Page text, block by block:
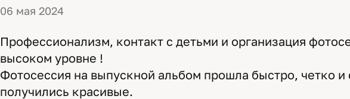
06 мая 2024
Профессионализм, контакт с детьми и организация
высоком уровне !
Фотосессия на выпускной альбом прошла быстро, четко
получились красивые.